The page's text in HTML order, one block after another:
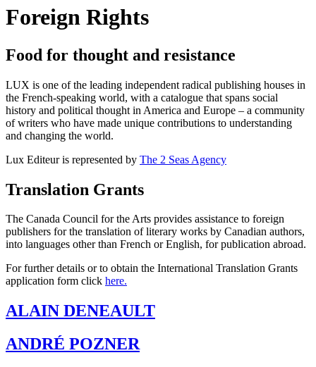
Foreign Rights
Food for thought and resistance
LUX is one of the leading independent radical publishing houses in
the French-speaking world, with a catalogue that spans social
history and political thought in America and Europe – a community
of writers who have made unique contributions to understanding
and changing the world.
Lux Editeur is represented by The 2 Seas Agency
Translation Grants
The Canada Council for the Arts provides assistance to foreign
publishers for the translation of literary works by Canadian authors,
into languages other than French or English, for publication abroad.
For further details or to obtain the International Translation Grants
application form click here.
ALAIN DENEAULT
ANDRÉ POZNER